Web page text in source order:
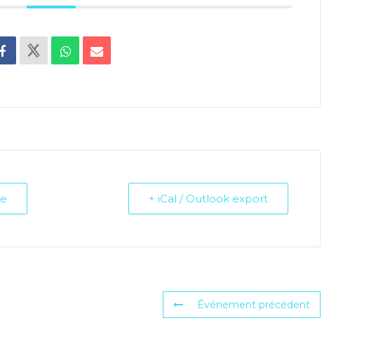
+ iCal / Outlook export
Événement précédent